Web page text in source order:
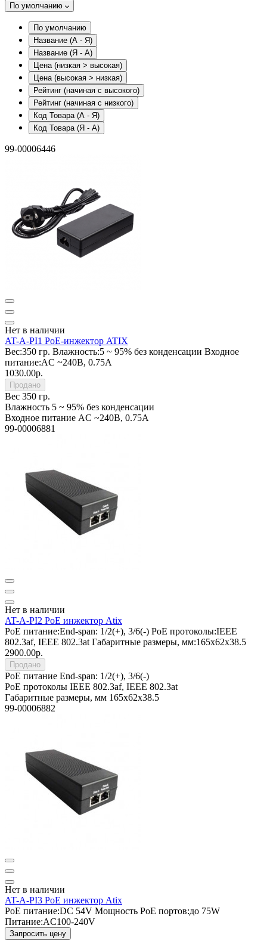
По умолчанию
По умолчанию
Название (А - Я)
Название (Я - А)
Цена (низкая > высокая)
Цена (высокая > низкая)
Рейтинг (начиная с высокого)
Рейтинг (начиная с низкого)
Код Товара (А - Я)
Код Товара (Я - А)
99-00006446
Нет в наличии
AT-A-PI1 PoE-инжектор ATIX
Вес:350 гр. Влажность:5 ~ 95% без конденсации Входное
питание:AC ~240В, 0.75A
1030.00р.
Продано
Вес 350 гр.
Влажность 5 ~ 95% без конденсации
Входное питание AC ~240В, 0.75A
99-00006881
Нет в наличии
AT-A-PI2 PoE инжектор Atix
PoE питание:End-span: 1/2(+), 3/6(-) PoE протоколы:IEEE
802.3af, IEEE 802.3at Габаритные размеры, мм:165х62х38.5
2900.00р.
Продано
PoE питание End-span: 1/2(+), 3/6(-)
PoE протоколы IEEE 802.3af, IEEE 802.3at
Габаритные размеры, мм 165х62х38.5
99-00006882
Нет в наличии
AT-A-PI3 PoE инжектор Atix
PoE питание:DC 54V Мощность PoE портов:до 75W
Питание:AC100-240V
Запросить цену